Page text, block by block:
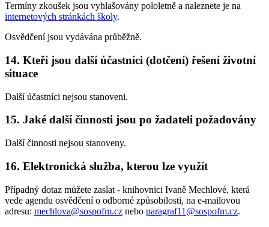
Termíny zkoušek jsou vyhlašovány pololetně a naleznete je na
internetových stránkách školy.
Osvědčení jsou vydávána průběžně.
14. Kteří jsou další účastníci (dotčení) řešení životní
situace
Další účastníci nejsou stanoveni.
15. Jaké další činnosti jsou po žadateli požadovány
Další činnosti nejsou stanoveny.
16. Elektronická služba, kterou lze využít
Případný dotaz můžete zaslat - knihovnici Ivaně Mechlové, která
vede agendu osvědčení o odborné způsobilosti, na e-mailovou
adresu: mechlova@sospofm.cz nebo paragraf11@sospofm.cz.